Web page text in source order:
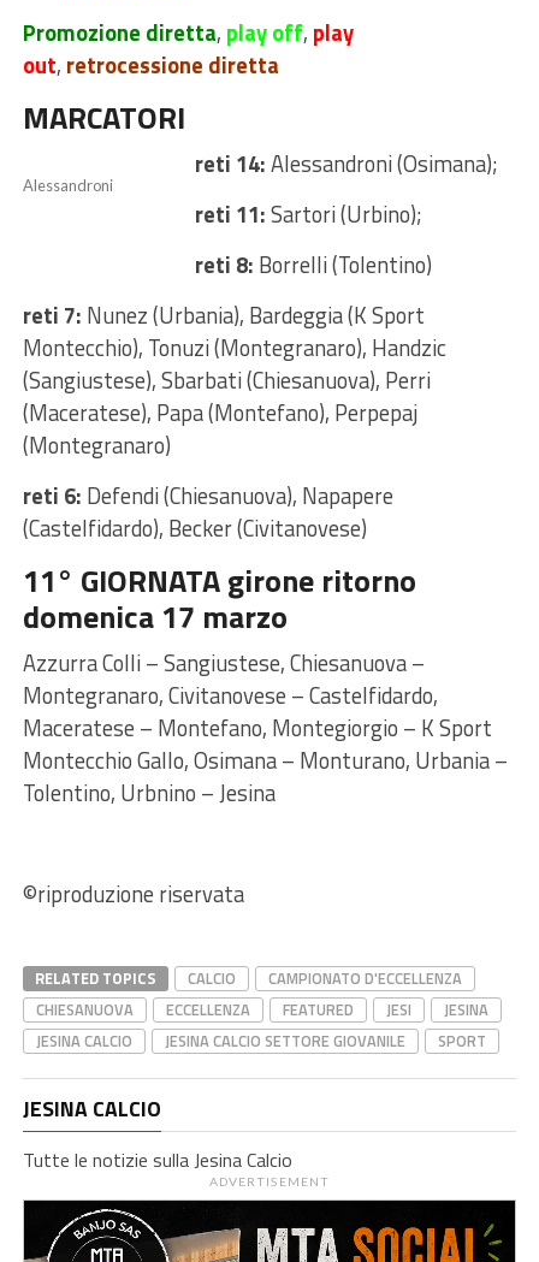
Promozione diretta, play off, play
out, retrocessione diretta
MARCATORI
Alessandroni
reti 14:Alessandroni (Osimana);
reti 11:Sartori (Urbino);
reti 8: Borrelli (Tolentino)
reti 7: Nunez (Urbania), Bardeggia (K Sport
Montecchio), Tonuzi (Montegranaro), Handzic
(Sangiustese), Sbarbati (Chiesanuova), Perri
(Maceratese), Papa (Montefano), Perpepaj
(Montegranaro)
reti 6: Defendi (Chiesanuova), Napapere
(Castelfidardo), Becker (Civitanovese)
11° GIORNATA girone ritorno
domenica 17 marzo
Azzurra Colli – Sangiustese, Chiesanuova –
Montegranaro, Civitanovese – Castelfidardo,
Maceratese – Montefano, Montegiorgio – K Sport
Montecchio Gallo, Osimana – Monturano, Urbania –
Tolentino, Urbnino – Jesina
©riproduzione riservata
RELATED TOPICS CALCIO
CAMPIONATO D'ECCELLENZA
CHIESANUOVA
ECCELLENZA FEATURED JESI
JESINA
JESINA CALCIO
JESINA CALCIO SETTORE GIOVANILE SPORT
JESINA CALCIO
Tutte le notizie sulla Jesina Calcio
ADVERTISEMENT